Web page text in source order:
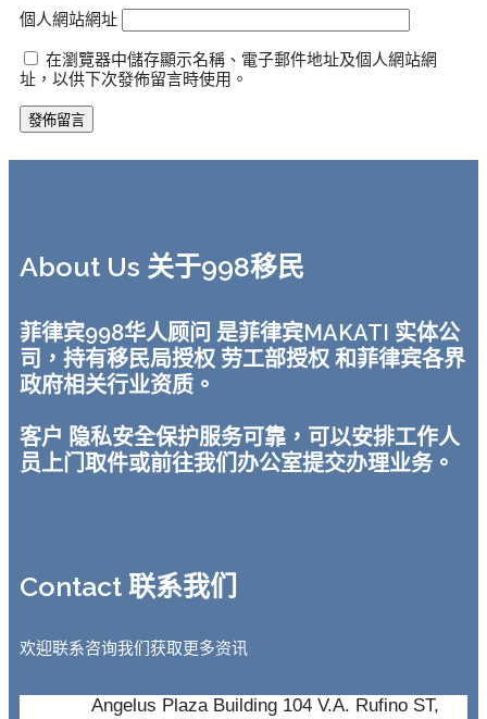
個人網站網址
在瀏覽器中儲存顯示名稱、電子郵件地址及個人網站網
址，以供下次發佈留言時使用。
About Us 关于998移民
菲律宾998华人顾问 是菲律宾MAKATI 实体公
司，持有移民局授权 劳工部授权 和菲律宾各界
政府相关行业资质。
客户 隐私安全保护服务可靠，可以安排工作人
员上门取件或前往我们办公室提交办理业务。
Contact 联系我们
欢迎联系咨询我们获取更多资讯
Angelus Plaza Building 104 V.A. Rufino ST,